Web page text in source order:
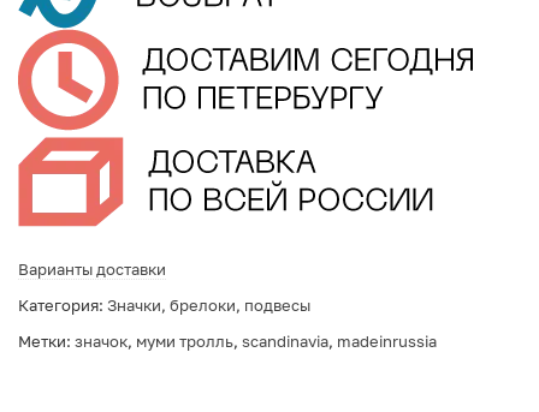
Варианты доставки
Категория: Значки, брелоки, подвесы
Метки: значок, муми тролль, scandinavia, madeinrussia